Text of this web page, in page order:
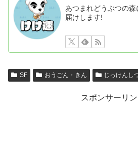
あつまれどうぶつの
届けします!
SF おうごん・きん じっけんし
スポンサーリン